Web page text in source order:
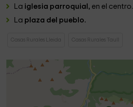
La iglesia parroquial, en el centro.
La plaza del pueblo.
Casas Rurales Lleida Casas Rurales Taull